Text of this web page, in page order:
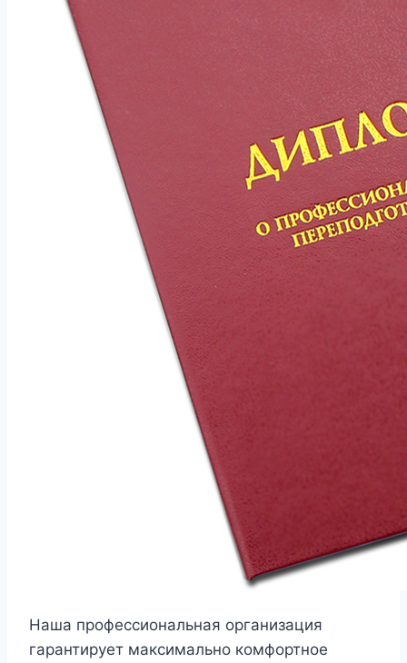
Наша профессиональная организация
гарантирует максимально комфортное